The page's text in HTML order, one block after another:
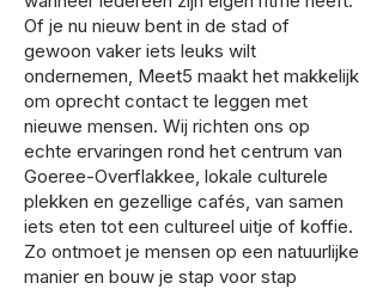
Of je nu nieuw bent in de stad of
gewoon vaker iets leuks wilt
ondernemen, Meet5 maakt het makkelijk
om oprecht contact te leggen met
nieuwe mensen. Wij richten ons op
echte ervaringen rond het centrum van
Goeree-Overflakkee, lokale culturele
plekken en gezellige cafés, van samen
iets eten tot een cultureel uitje of koffie.
Zo ontmoet je mensen op een natuurlijke
manier en bouw je stap voor stap